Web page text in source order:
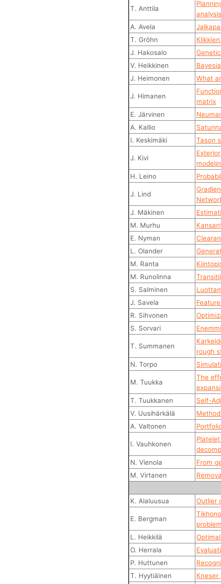
T. Anttila
analysis
A. Avela
T. Gröhn
J. Hakosalo
V. Heikkinen
J. Heimonen
What
J. Himanen
matrix
E. Järvinen
A. Kallio
I. Keskimäki
Tason
J. Kivi
H. Leino
J. Lind
J. Mäkinen
M. Murhu
E. Nyman
L. Olander
M. Ranta
M. Runolinna
S. Salminen
J. Savela
R. Sihvonen
S. Sorvari
T. Summanen
rough
N. Torpo
M. Tuukka
The
T. Tuukkanen
Self-
V. Uusihärkälä
A. Valtonen
I. Vauhkonen
N. Vienola
From
M. Virtanen
K. Alaluusua Outlier
E. Bergman
L. Heikkilä
O. Herrala
P. Huttunen
T. Hyytiäinen
Kneser